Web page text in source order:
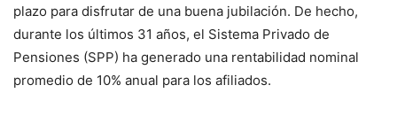
plazo para disfrutar de una buena jubilación. De hecho,
durante los últimos 31 años, el Sistema Privado de
Pensiones (SPP) ha generado una rentabilidad nominal
promedio de 10% anual para los afiliados.